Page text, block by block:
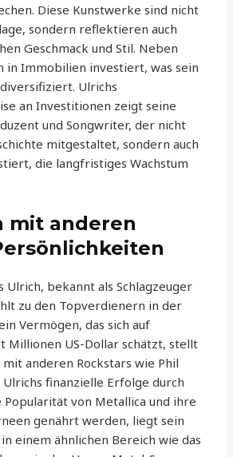
Diese Kunstwerke sind nicht
sondern reflektieren auch
Geschmack und Stil. Neben
in Immobilien investiert, was sein
Ulrichs
an Investitionen zeigt seine
und Songwriter, der nicht
mitgestaltet, sondern auch
die langfristiges Wachstum
mit anderen
Ulrich, bekannt als Schlagzeuger
zu den Topverdienern in der
Vermögen, das sich auf
Millionen US-Dollar schätzt, stellt
anderen Rockstars wie Phil
Ulrichs finanzielle Erfolge durch
von Metallica und ihre
genährt werden, liegt sein
einem ähnlichen Bereich wie das